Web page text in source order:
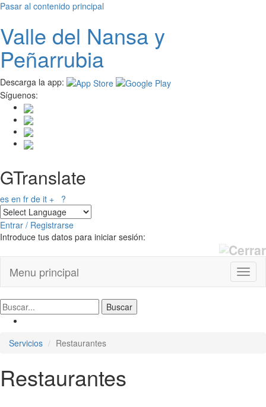
Pasar al contenido principal
Valle del Nansay
Peñarrubia
Descarga la app:
Síguenos:
GTranslate
es en fr de it + ?
Entrar / Registrarse
Introduce tus datos para iniciar sesión:
Menu principal
Servicios Restaurantes
Restaurantes